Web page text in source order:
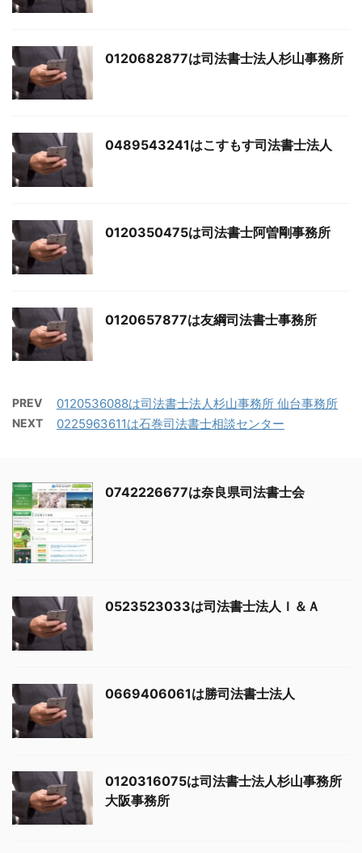
0120682877は司法書士法人杉山事務所
0489543241はこすもす司法書士法人
0120350475は司法書士阿曽剛事務所
0120657877は友綱司法書士事務所
PREV 0120536088は司法書士法人杉山事務所 仙台事務所
NEXT 0225963611は石巻司法書士相談センター
0742226677は奈良県司法書士会
0523523033は司法書士法人Ｉ＆Ａ
0669406061は勝司法書士法人
0120316075は司法書士法人杉山事務所
大阪事務所